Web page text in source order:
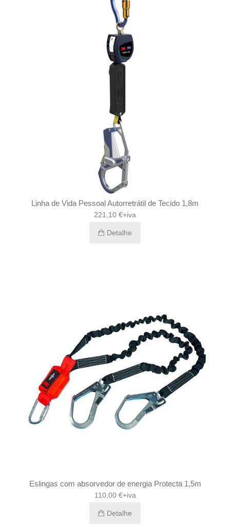
Linha de Vida Pessoal Autorretrátil de Tecido 1,8m
221,10 €+iva
Detalhe
Eslingas com absorvedor de energia Protecta 1,5m
110,00 €+iva
Detalhe